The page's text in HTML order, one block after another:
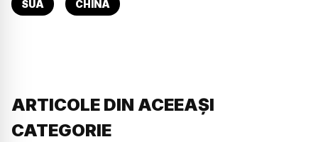
SUA CHINA
ARTICOLE DIN ACEEAȘI
CATEGORIE